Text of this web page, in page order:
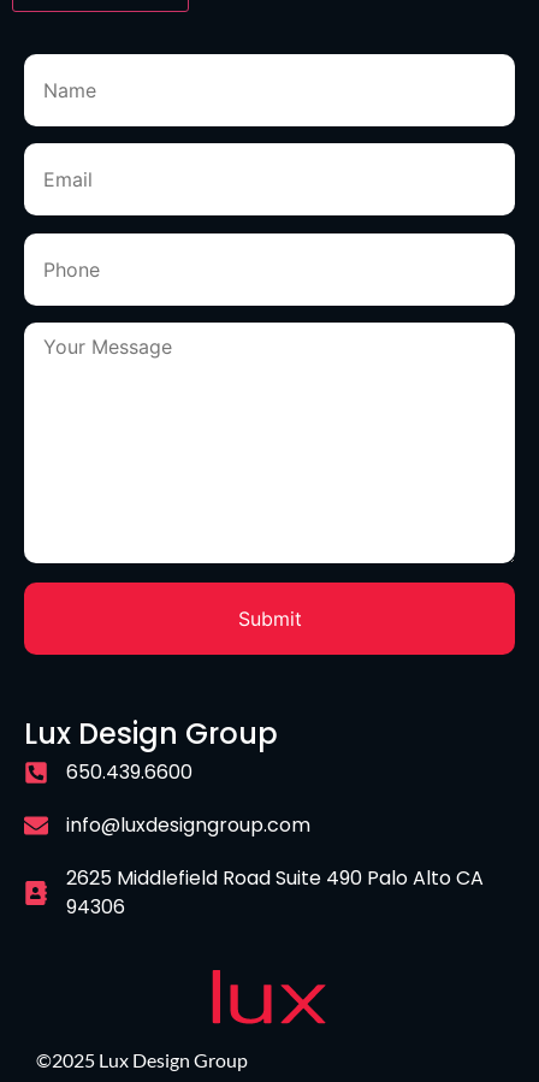
Lux Design Group
650.439.6600
info@luxdesigngroup.com
2625 Middlefield Road Suite 490 Palo Alto CA
94306
©2025 Lux Design Group